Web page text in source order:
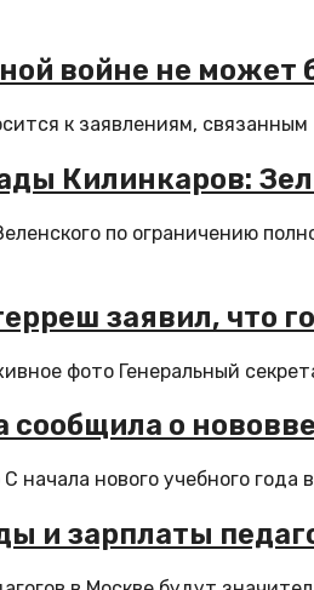
войне не может
к заявлениям,
Килинкаров:
по ограничению
заявил, что
фото Генеральный
сообщила о
начала нового учебного
и зарплаты